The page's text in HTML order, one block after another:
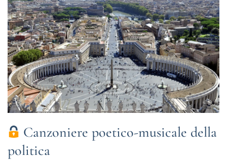
Canzoniere poetico-musicale della
politica